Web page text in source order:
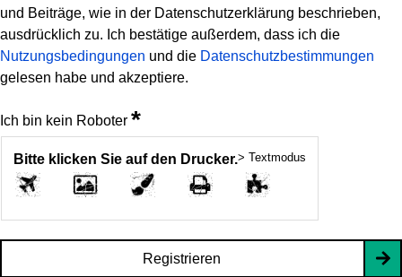
und Beiträge, wie in der Datenschutzerklärung beschrieben,
ausdrücklich zu. Ich bestätige außerdem, dass ich die
Nutzungsbedingungen und die Datenschutzbestimmungen
gelesen habe und akzeptiere.
Ich bin kein Roboter *
Bitte klicken Sie auf den Drucker.> Textmodus
Registrieren